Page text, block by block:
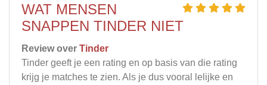
WAT MENSEN
SNAPPEN TINDER NIET
Review over Tinder
Tinder geeft je een rating en op basis van die rating
krijg je matches te zien. Als je dus vooral lelijke en